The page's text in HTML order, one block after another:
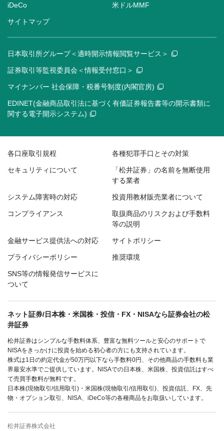
iDeCo 米ドルMMF
サイトマップ
日本取引所グループ＜適時開示情報閲覧サービス＞
証券取引等監視委員会＜情報受付窓口＞
マイナンバー 社会保障・税番号制度(内閣官房)
EDINET(金融商品取引法に基づく有価証券報告書等の開示書類に
関する電子開示システム)
各口座取引規程 各種犯罪手口とその対策
セキュリティについて
「松井証券」の名前を無断使用
する業者
システム障害時の対応 投資用教材販売業者について
コンプライアンス
取扱商品のリスクおよび手数料
等の説明
金融サービス提供法への対応 サイトポリシー
プライバシーポリシー 推奨環境
SNS等の情報発信サービスに
ついて
ネット証券/日本株・米国株・投信・FX・NISAなら証券会社の松
井証券
松井証券はシンプルな手数料体系、豊富な無料ツールと安心のサポートで
NISAをきっかけに投資を始める初心者の方にも支持されています。
株式は1日の約定代金が50万円以下なら手数料0円、その他商品の手数料も業
界最安水準でご提供しています。NISAでの日本株、米国株、投資信託はすべ
て売買手数料が無料です。
日本株(現物取引/信用取引)・米国株(現物取引/信用取引)、投資信託、FX、先
物・オプション取引、NISA、iDeCo等の各種商品をお取扱いしています。
松井証券株式会社